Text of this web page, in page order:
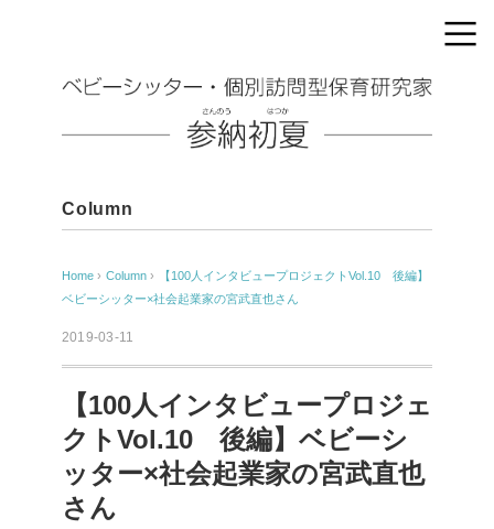
Column
Home › Column ›
【100人インタビュープロジェクトVol.10 後編】
ベビーシッター×社会起業家の宮武直也さん
2019-03-11
【100人インタビュープロジェ
クトVol.10 後編】ベビーシ
ッター×社会起業家の宮武直也
さん